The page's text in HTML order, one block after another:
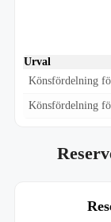
Urval
Könsfördelning
Könsfördelning